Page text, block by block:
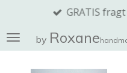
hovedindhold
by Roxane
GRATIS